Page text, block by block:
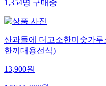
1,354명구매중
산과들에 더고소한미숫가
한끼대용선식)
13,900원